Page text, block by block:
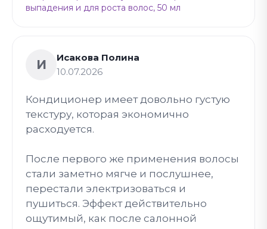
выпадения и для роста волос, 50 мл
И
Исакова Полина
10.07.2026
Кондиционер имеет довольно густую
текстуру, которая экономично
расходуется.
После первого же применения волосы
стали заметно мягче и послушнее,
перестали электризоваться и
пушиться. Эффект действительно
ощутимый, как после салонной